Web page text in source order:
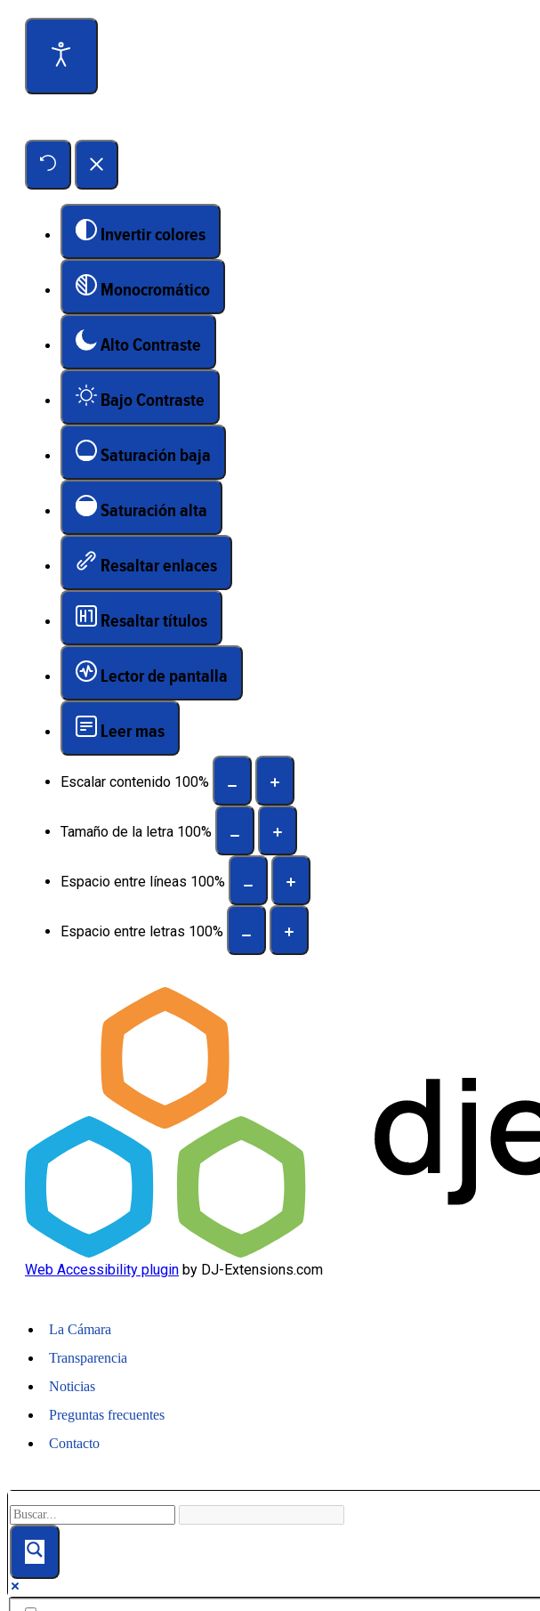
Invertir colores
Monocromático
Alto Contraste
Bajo Contraste
Saturación baja
Saturación alta
Resaltar enlaces
Resaltar títulos
Lector de pantalla
Leer mas
Escalar contenido 100%
Tamaño de la letra 100%
Espacio entre líneas 100%
Espacio entre letras 100%
Web Accessibility plugin by DJ-Extensions.com
La Cámara
Transparencia
Noticias
Preguntas frecuentes
Contacto